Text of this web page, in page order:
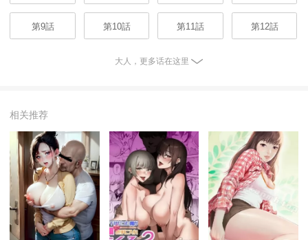
第9話 第10話 第11話 第12話
大人，更多话在这里
相关推荐